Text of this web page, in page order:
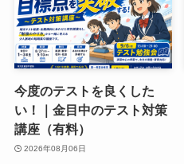
今度のテストを良くした
い！｜金目中のテスト対策
講座（有料）
2026年08月06日